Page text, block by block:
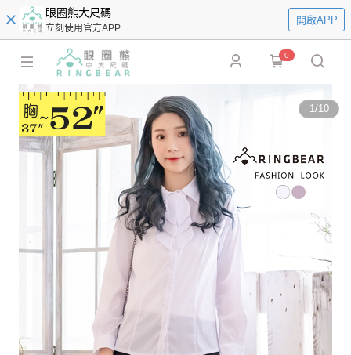
眼圈熊大尺碼
立刻使用官方APP
開啟APP
0
1/10